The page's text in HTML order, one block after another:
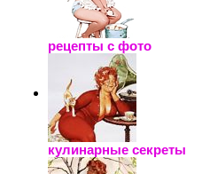
рецепты с фото
кулинарные секреты